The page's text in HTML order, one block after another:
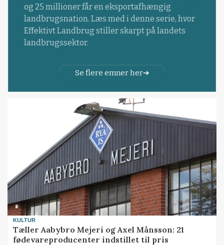
og 25 millioner får en eksportafhængig
landbrugsnation. Læs med i denne serie, hvor
Effektivt Landbrug stiller skarpt på landets
landbrugssektor.
Se flere emner her
KULTUR
Tæller Aabybro Mejeri og Axel Månsson: 21
fødevareproducenter indstillet til pris